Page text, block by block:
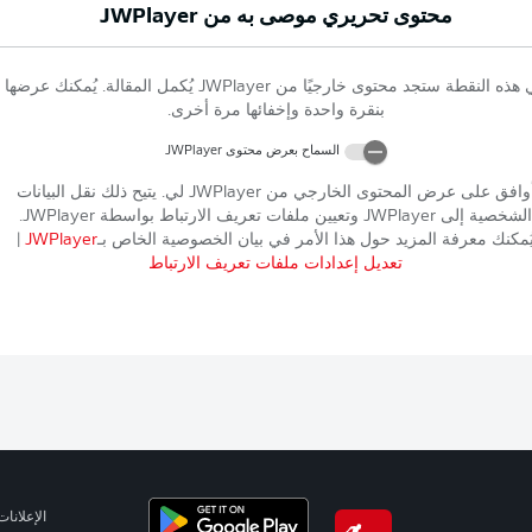
محتوى تحريري موصى به منJWPlayer
هذه النقطة ستجد محتوى خارجيًا منJWPlayer يُكمل المقالة. يُمكنك عرضها
بنقرة واحدة وإخفائها مرة أخرى.
السماح بعرض محتوىJWPlayer
على عرض المحتوى الخارجي منJWPlayer لي. يتيح ذلك نقل البيانات
الشخصية إلى JWPlayer وتعيين ملفات تعريف الارتباط بواسطة JWPlayer
.
معرفة المزيد حول هذا الأمر في بيان الخصوصية الخاص بـJWPlayer
تعديل إعدادات ملفات تعريف الارتباط